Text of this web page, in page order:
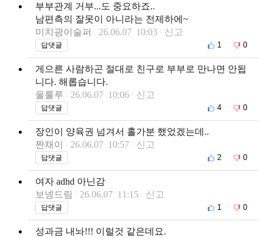
부부관계 거부...도 중요하죠..
남편측의 잘못이 아니라는 전제하에~
미치광이술퍼
26.06.07 10:03 신고
답댓글 1 0
게으른 사람하곤 절대로 친구로 부부로 만나면 안됩
니다. 해롭습니다.
울룰루
26.06.07 10:06 신고
답댓글 4 0
장인이 양육권 넘겨서 홀가분 했었겠는데..
짠채이
26.06.07 10:57 신고
답댓글 2 0
여자 adhd 아닌감
보넹드림
26.06.07 11:15 신고
답댓글 1 0
성과금 내놔!!! 이럴것 같은데요.